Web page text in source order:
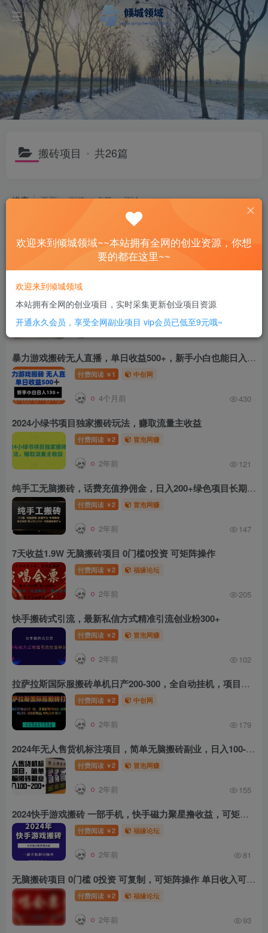
搬砖项目 共26篇
排序 更新 浏览 点赞 评论
付费阅读 ￥1 福缘论坛
4个月前 345
付费阅读 ￥1 中创网
暴力游戏搬砖无人直播，单日收益500+，新手小白也能日入100+
付费阅读 ￥ 1 中创网
4个月前 430
2024小绿书项目独家搬砖玩法，赚取流量主收益
付费阅读 ￥2 冒泡网赚
2年前 121
纯手工无脑搬砖，话费充值挣佣金，日入200+绿色项目长期稳定【揭秘】
付费阅读 ￥2 冒泡网赚
2年前 147
7天收益1.9W 无脑搬砖项目 0门槛0投资 可矩阵操作
付费阅读 ￥2 福缘论坛
2年前 205
快手搬砖式引流，最新私信方式精准引流创业粉300+
付费阅读 ￥2 冒泡网赚
2年前 102
拉萨拉斯国际服搬砖单机日产200-300，全自动挂机，项目红利期包吃肉
付费阅读 ￥2 中创网
2年前 179
2024年无人售货机标注项目，简单无脑搬砖副业，日入100-200+【揭秘】
付费阅读 ￥2 冒泡网赚
2年前 155
2024快手游戏搬砖 一部手机，快手磁力聚星撸收益，可矩阵操作
付费阅读 ￥2 福缘论坛
2年前 81
无脑搬砖项目 0门槛 0投资 可复制，可矩阵操作 单日收入可达2000+
付费阅读 ￥2 福缘论坛
2年前 93
欢迎来到倾城领域~~本站拥有全网的创业资源，你想
要的都在这里~~
欢迎来到倾城领域
本站拥有全网的创业项目，实时采集更新创业项目资源
开通永久会员，享受全网副业项目 vip会员已低至9元哦~